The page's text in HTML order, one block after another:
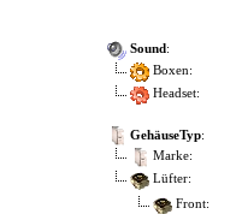
Sound:
Boxen:
Headset:
GehäuseTyp:
Marke:
Lüfter:
Front: